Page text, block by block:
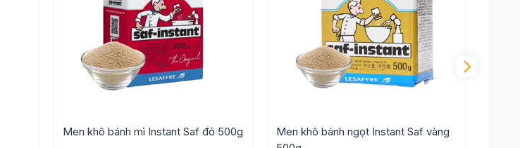
Men khô bánh mì Instant Saf đỏ 500g
Men khô bánh ngọt Instant Saf vàng